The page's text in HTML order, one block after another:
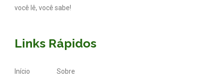
você lê, você sabe!
Links Rápidos
Início Sobre